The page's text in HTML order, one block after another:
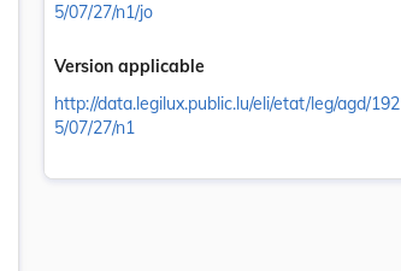
5/07/27/n1/jo
Version applicable
http://data.legilux.public.lu/eli/etat/leg/agd/192
5/07/27/n1